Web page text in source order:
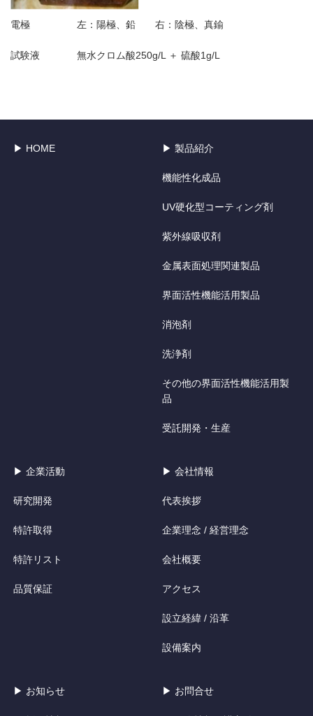
電極 左：陽極、鉛 右：陰極、真鍮
試験液 無水クロム酸250g/L ＋ 硫酸1g/L
▶ HOME ▶ 製品紹介
機能性化成品
UV硬化型コーティング剤
紫外線吸収剤
金属表面処理関連製品
界面活性機能活用製品
消泡剤
洗浄剤
その他の界面活性機能活用製
品
受託開発・生産
▶ 企業活動
研究開発
特許取得
特許リスト
品質保証
▶ 会社情報
代表挨拶
企業理念 / 経営理念
会社概要
アクセス
設立経緯 / 沿革
設備案内
▶ お知らせ ▶ お問合せ